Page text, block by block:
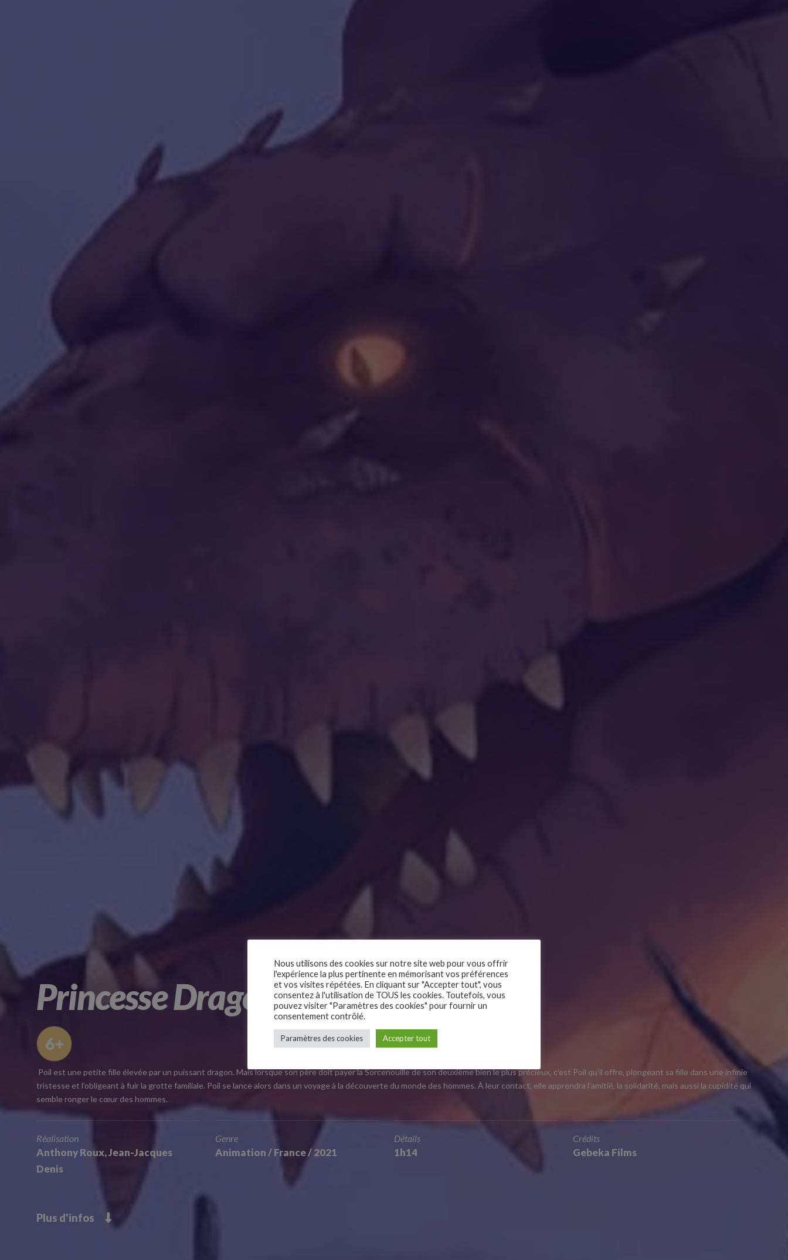
Princesse Dragon
Poil est une petite fille élevée par un puissant dragon. Mais lorsque son père doit payer la Sorcenouille de son deuxième bien le plus précieux, c’est Poil qu’il offre, plongeant sa fille dans une infinie
tristesse et l’obligeant à fuir la grotte familiale. Poil se lance alors dans un voyage à la découverte du monde des hommes. À leur contact, elle apprendra l’amitié, la solidarité, mais aussi la cupidité qui
semble ronger le cœur des hommes.
Réalisation
Anthony Roux, Jean-Jacques
Denis
Genre
Animation / France / 2021
Détails
1h14
Crédits
Gebeka Films
Plus d'infos
Nous utilisons des cookies sur notre site web pour vous offrir
l'expérience la plus pertinente en mémorisant vos préférences
et vos visites répétées. En cliquant sur "Accepter tout", vous
consentez à l'utilisation de TOUS les cookies. Toutefois, vous
pouvez visiter "Paramètres des cookies" pour fournir un
consentement contrôlé.
Paramètres des cookies Accepter tout